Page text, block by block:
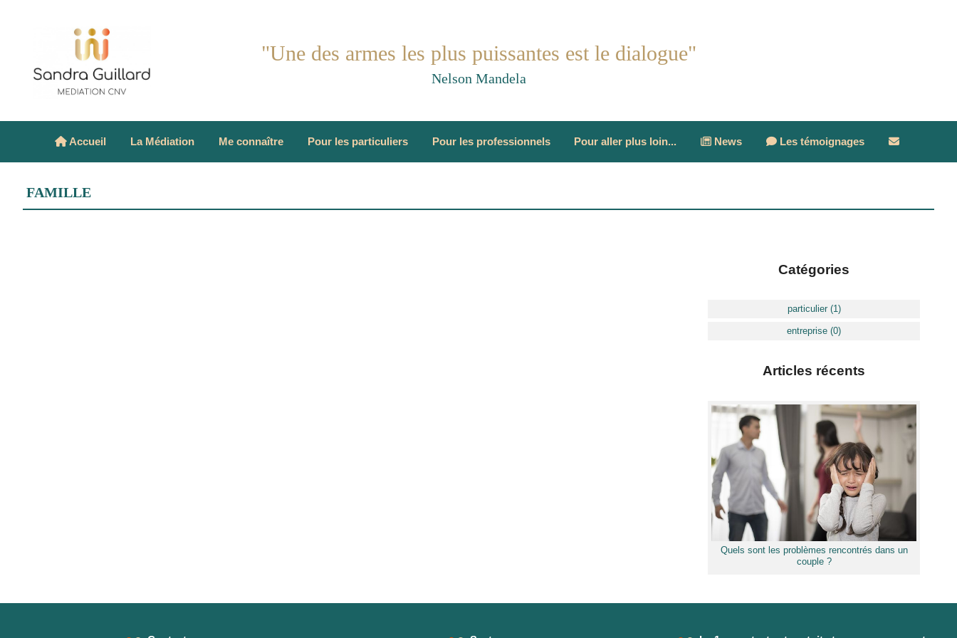
"Une des armes les plus puissantes est le dialogue"
Nelson Mandela
Accueil La Médiation Me connaître Pour les particuliers Pour les professionnels Pour aller plus loin... News Les témoignages
FAMILLE
Catégories
particulier (1)
entreprise (0)
Articles récents
Quels sont les problèmes rencontrés dans un
couple ?